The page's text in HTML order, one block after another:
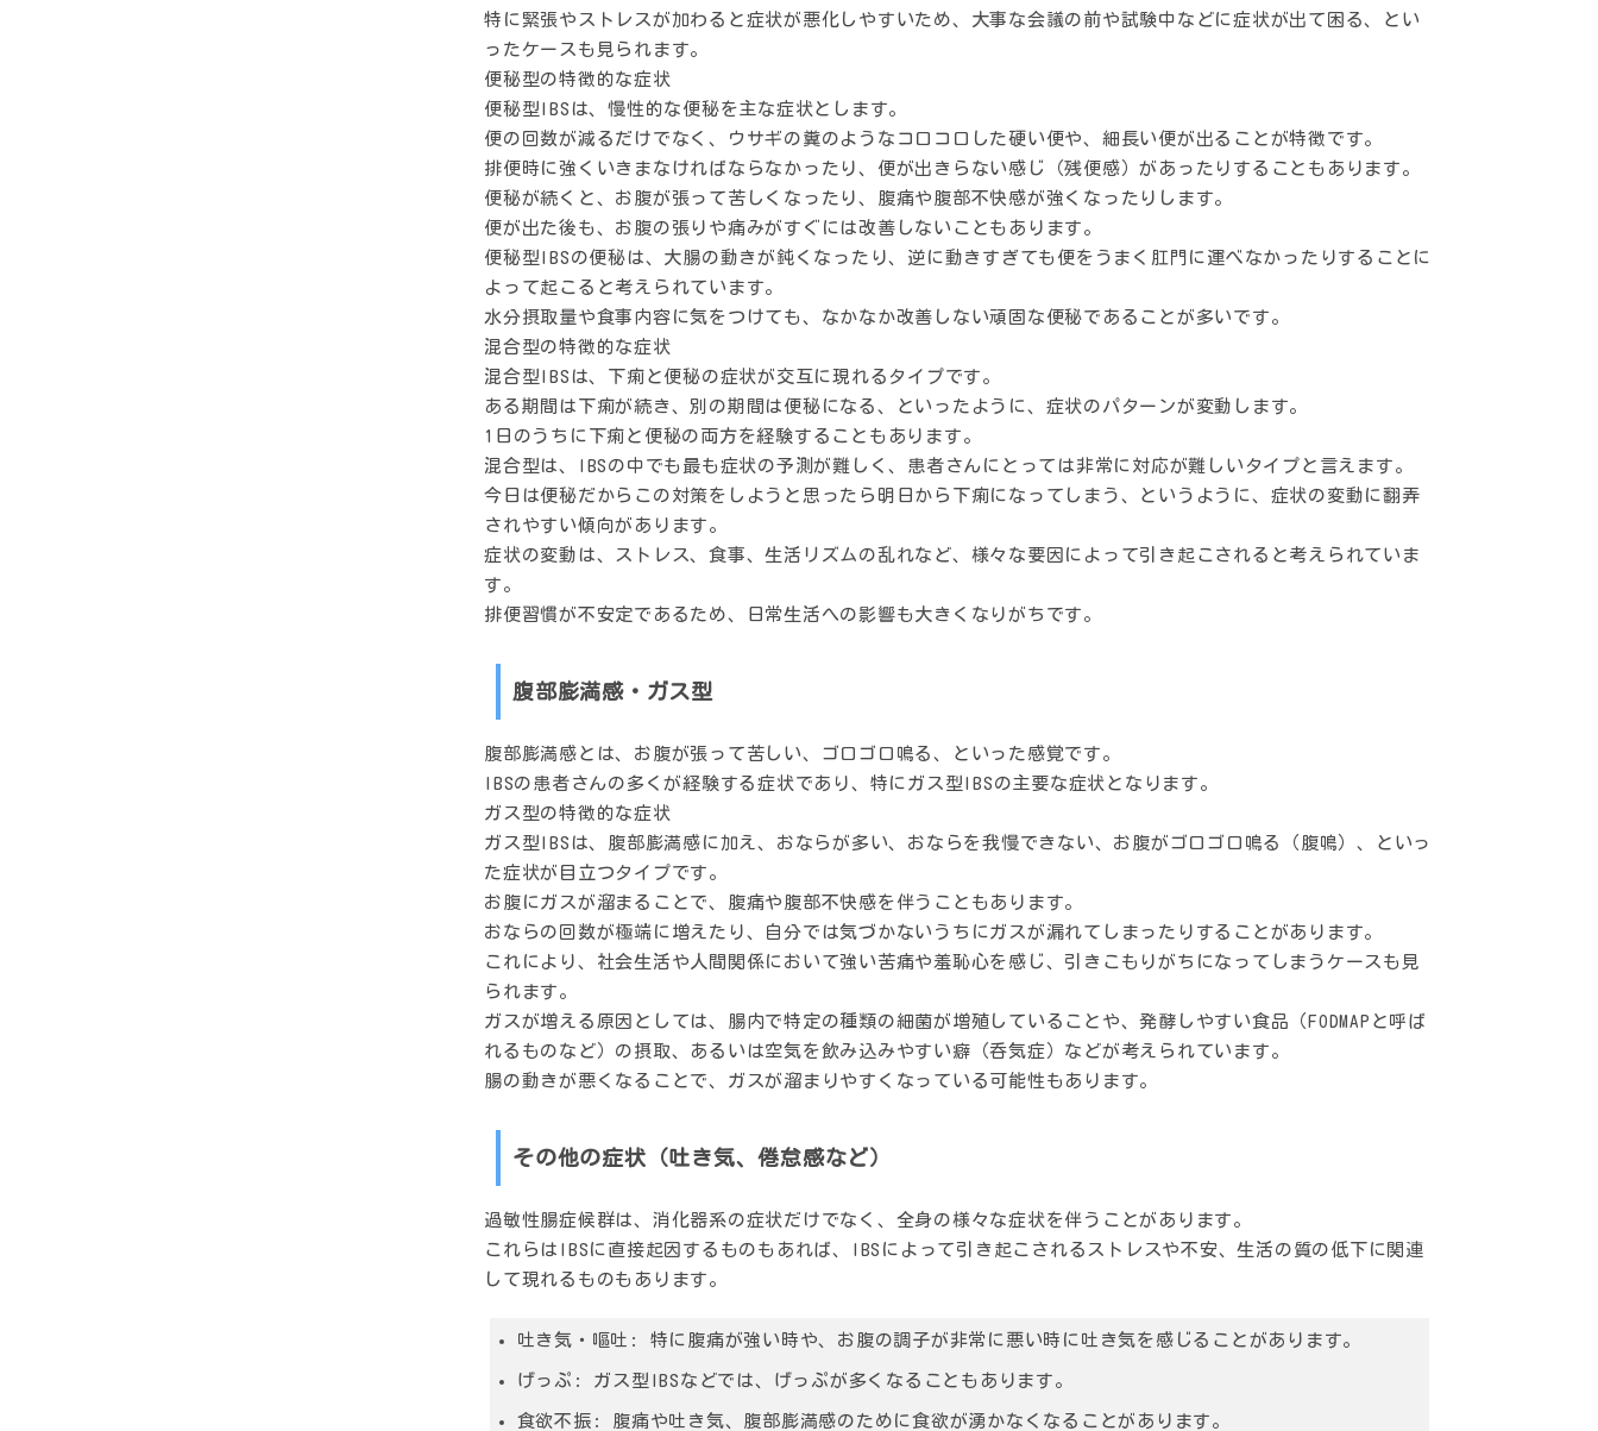
特に緊張やストレスが加わると症状が悪化しやすいため、大事な会議の前や試験中などに症状が出て困る、とい
ったケースも見られます。
便秘型の特徴的な症状
便秘型IBSは、慢性的な便秘を主な症状とします。
便の回数が減るだけでなく、ウサギの糞のようなコロコロした硬い便や、細長い便が出ることが特徴です。
排便時に強くいきまなければならなかったり、便が出きらない感じ（残便感）があったりすることもあります。
便秘が続くと、お腹が張って苦しくなったり、腹痛や腹部不快感が強くなったりします。
便が出た後も、お腹の張りや痛みがすぐには改善しないこともあります。
便秘型IBSの便秘は、大腸の動きが鈍くなったり、逆に動きすぎても便をうまく肛門に運べなかったりすることに
よって起こると考えられています。
水分摂取量や食事内容に気をつけても、なかなか改善しない頑固な便秘であることが多いです。
混合型の特徴的な症状
混合型IBSは、下痢と便秘の症状が交互に現れるタイプです。
ある期間は下痢が続き、別の期間は便秘になる、といったように、症状のパターンが変動します。
1日のうちに下痢と便秘の両方を経験することもあります。
混合型は、IBSの中でも最も症状の予測が難しく、患者さんにとっては非常に対応が難しいタイプと言えます。
今日は便秘だからこの対策をしようと思ったら明日から下痢になってしまう、というように、症状の変動に翻弄
されやすい傾向があります。
症状の変動は、ストレス、食事、生活リズムの乱れなど、様々な要因によって引き起こされると考えられていま
す。
排便習慣が不安定であるため、日常生活への影響も大きくなりがちです。
腹部膨満感・ガス型
腹部膨満感とは、お腹が張って苦しい、ゴロゴロ鳴る、といった感覚です。
IBSの患者さんの多くが経験する症状であり、特にガス型IBSの主要な症状となります。
ガス型の特徴的な症状
ガス型IBSは、腹部膨満感に加え、おならが多い、おならを我慢できない、お腹がゴロゴロ鳴る（腹鳴）、といっ
た症状が目立つタイプです。
お腹にガスが溜まることで、腹痛や腹部不快感を伴うこともあります。
おならの回数が極端に増えたり、自分では気づかないうちにガスが漏れてしまったりすることがあります。
これにより、社会生活や人間関係において強い苦痛や羞恥心を感じ、引きこもりがちになってしまうケースも見
られます。
ガスが増える原因としては、腸内で特定の種類の細菌が増殖していることや、発酵しやすい食品（FODMAPと呼ば
れるものなど）の摂取、あるいは空気を飲み込みやすい癖（呑気症）などが考えられています。
腸の動きが悪くなることで、ガスが溜まりやすくなっている可能性もあります。
その他の症状（吐き気、倦怠感など）
過敏性腸症候群は、消化器系の症状だけでなく、全身の様々な症状を伴うことがあります。
これらはIBSに直接起因するものもあれば、IBSによって引き起こされるストレスや不安、生活の質の低下に関連
して現れるものもあります。
吐き気・嘔吐 : 特に腹痛が強い時や、お腹の調子が非常に悪い時に吐き気を感じることがあります。
げっぷ : ガス型IBSなどでは、げっぷが多くなることもあります。
食欲不振 : 腹痛や吐き気、腹部膨満感のために食欲が湧かなくなることがあります。